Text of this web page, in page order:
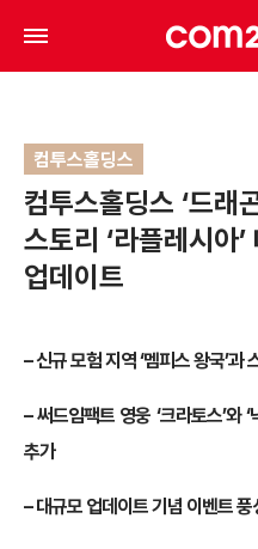
컴투스홀딩스
컴투스홀딩스 ‘드래
스토리 ‘라플레시아
업데이트
– 신규 모험 지역 ‘멤피스 왕국’과
– 써드임팩트 영웅 ‘크라토스’와
추가
– 대규모 업데이트 기념 이벤트